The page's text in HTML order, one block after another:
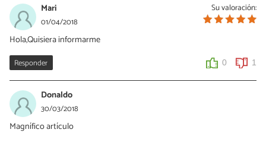
Su valoración:
Mari
01/04/2018
Hola,Quisiera informarme
Responder 0 1
Donaldo
30/03/2018
Magnífico artículo